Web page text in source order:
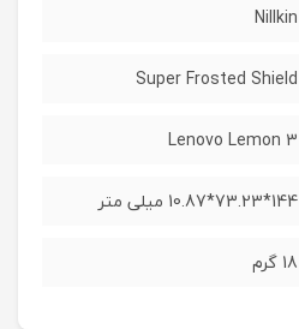
Nillkin
Super Frosted Shield
Lenovo Lemon 3
144*73.23*10.87 میلی متر
18 گرم